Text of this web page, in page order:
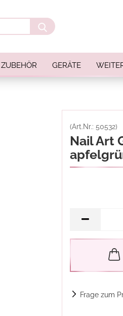
Suche...
ZUBEHÖR GERÄTE
(Art.Nr.: 50532)
Nail Art
Frage zum